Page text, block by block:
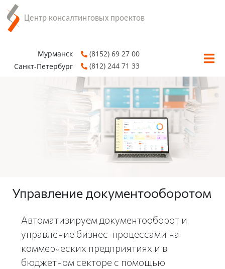
Мурманск
Санкт-Петербург
(8152) 69 27 00
(812) 244 71 33
Управление документооборотом
Автоматизируем документооборот и
управление бизнес-процессами на
коммерческих предприятиях и в
бюджетном секторе с помощью